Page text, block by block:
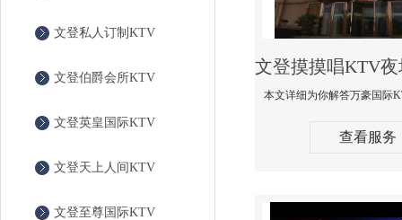
文登私人订制KTV
文登伯爵会所KTV
文登英皇国际KTV
文登天上人间KTV
文登至尊国际KTV
查看服务